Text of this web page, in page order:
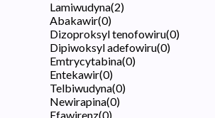
Lamiwudyna(2)
Abakawir(0)
Dizoproksyl tenofowiru(0)
Dipiwoksyl adefowiru(0)
Emtrycytabina(0)
Entekawir(0)
Telbiwudyna(0)
Newirapina(0)
Efawirenz(0)